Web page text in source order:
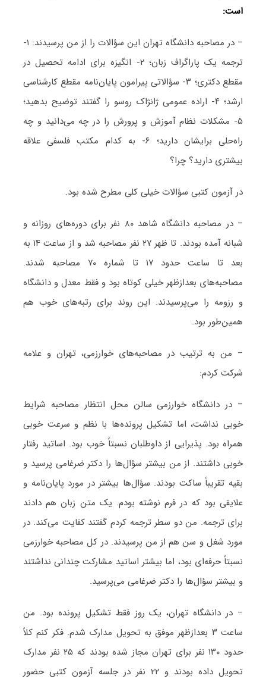
است:
– در مصاحبه دانشگاه تهران این سؤالات را از من پرسیدند: ۱-
ترجمه یک پاراگراف زبان؛ ۲- انگیزه برای ادامه تحصیل در
مقطع دکتری؛ ۳- سؤالاتی پیرامون پایان‌نامه مقطع کارشناسی
ارشد؛ ۴- اراده عمومی ژان‎ژاک روسو را گفتند توضیح بدهید؛
۵- مشکلات نظام آموزش و پرورش را در چه می‌دانید و چه
راه‌حلی برایشان دارید؛ ۶- به کدام مکتب فلسفی علاقه
بیشتری دارید؟ چرا؟
در آزمون کتبی سؤالات خیلی کلی مطرح شده بود.
– در مصاحبه دانشگاه شاهد ۸۰ نفر برای دوره‌های روزانه و
شبانه آمده بودند. تا ظهر ۲۷ نفر مصاحبه شد و از ساعت ۱۴ به
بعد تا ساعت حدود ۱۷ تا شماره ۷۰ مصاحبه شدند.
مصاحبه‌های بعدازظهر خیلی کوتاه بود و فقط معدل و دانشگاه
و رزومه را می‌پرسیدند. این روند برای رتبه‌های خوب هم
همین‌طور بود.
– من به ترتیب در مصاحبه‌های خوارزمی، تهران و علامه
شرکت کردم:
– در دانشگاه خوارزمی سالن محل انتظار مصاحبه شرایط
خوبی نداشت، اما تشکیل پرونده‌ها با نظم و سرعت خوبی
همراه بود. پذیرایی از داوطلبان نسبتاً خوب بود. اساتید رفتار
خوبی داشتند. از من بیشتر سؤال‌ها را دکتر ضرغامی پرسید و
بقیه تقریباً ساکت بودند. سؤال‌ها بیشتر در مورد پایان‌نامه و
علایقی بود که در فرم نوشته بودم. یک متن زبان هم دادند
برای ترجمه. من دو سطر ترجمه کردم گفتند کفایت می‌کند. در
مورد شغل و سن هم از من پرسیدند. در کل مصاحبه خوارزمی
نسبتاً حرفه‌ای بود، اما بیشتر اساتید مشارکت چندانی نداشتند
و بیشتر سؤال‌ها را دکتر ضرغامی می‌پرسید.
– در دانشگاه تهران، یک روز فقط تشکیل پرونده بود. من
ساعت ۳ بعدازظهر موفق به تحویل مدارک شدم. فکر کنم کلاً
حدود ۱۳۰ نفر برای تهران مجاز شده بودند که ۲۵ نفر مدارک
تحویل داده بودند و ۲۲ نفر در جلسه آزمون کتبی حضور